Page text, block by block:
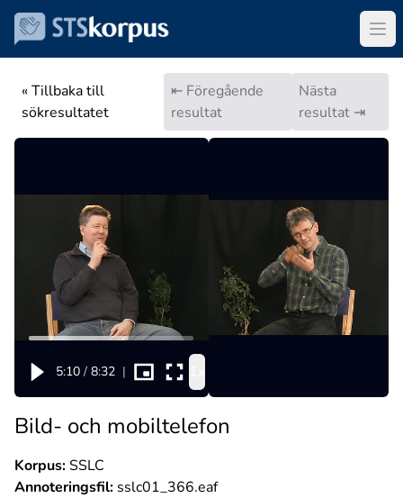
« Tillbaka till
sökresultatet
⇤ Föregående
resultat
Nästa
resultat ⇥
5:10 / 8:32 |
Bild- och mobiltelefon
Korpus:SSLC
Annoteringsfil: sslc01_366.eaf